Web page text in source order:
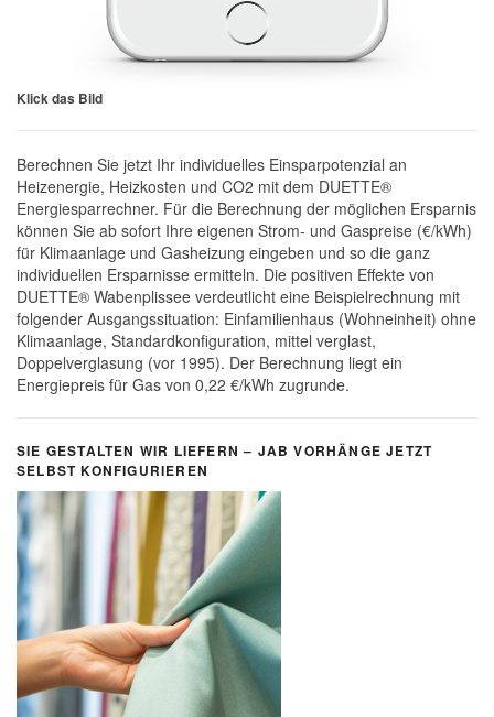
Klick das Bild
Berechnen Sie jetzt Ihr individuelles Einsparpotenzial an
Heizenergie, Heizkosten und CO2 mit dem DUETTE®
Energiesparrechner. Für die Berechnung der möglichen Ersparnis
können Sie ab sofort Ihre eigenen Strom- und Gaspreise (€/kWh)
für Klimaanlage und Gasheizung eingeben und so die ganz
individuellen Ersparnisse ermitteln. Die positiven Effekte von
DUETTE® Wabenplissee verdeutlicht eine Beispielrechnung mit
folgender Ausgangssituation: Einfamilienhaus (Wohneinheit) ohne
Klimaanlage, Standardkonfiguration, mittel verglast,
Doppelverglasung (vor 1995). Der Berechnung liegt ein
Energiepreis für Gas von 0,22 €/kWh zugrunde.
SIE GESTALTEN WIR LIEFERN – JAB VORHÄNGE JETZT
SELBST KONFIGURIEREN